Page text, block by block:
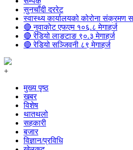
सुनचाँदी दररेट
स्वास्थ्य कार्यालयको कोरोना संक्रमण
🔴 नुवाकोट एफएम १०६.८ मेगाहर्ज
🔴 रेडियो लाङटाङ ९०.३ मेगाहर्ज
🔴 रेडियो सञ्जिवनी ८९ मेगाहर्ज
+
मुख्य पृष्ठ
खबर
विशेष
थातथलो
सहकारी
बजार
विज्ञान/प्रविधि